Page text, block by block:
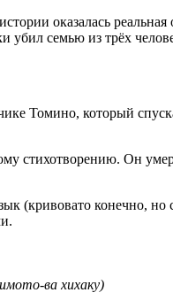
оказалась
семью из трёх
Томино, который
стихотворению. Он
(кривовато конечно,
ва хихаку)